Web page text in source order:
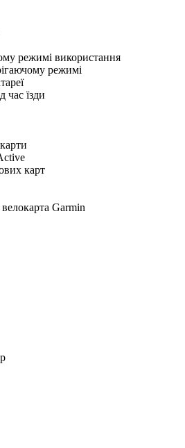
режимі використання
режимі
час їзди
карт
Garmin